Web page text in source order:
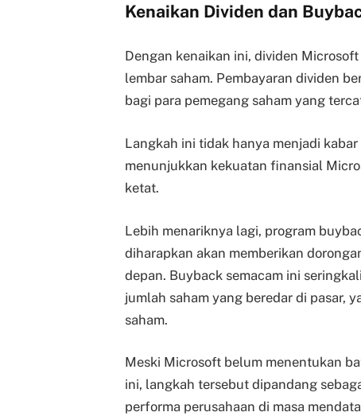
Kenaikan Dividen dan
Dengan kenaikan ini, dividen
lembar saham. Pembayaran dividen
bagi para pemegang saham yang
Langkah ini tidak hanya menjadi
menunjukkan kekuatan finansial
ketat.
Lebih menariknya lagi, program
diharapkan akan memberikan
depan. Buyback semacam ini
jumlah saham yang beredar di pasar,
saham.
Meski Microsoft belum menentukan
ini, langkah tersebut dipandang
performa perusahaan di masa